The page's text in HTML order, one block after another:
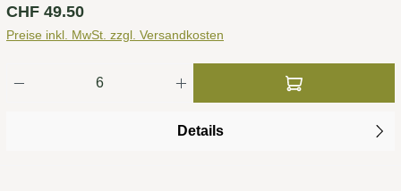
Regulärer Preis:
CHF 49.50
Preise inkl. MwSt. zzgl. Versandkosten
Produkt Anzahl: Gib den gewünschten
Details